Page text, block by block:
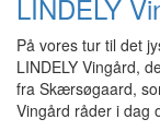
LINDELY
På vores tur til det
LINDELY Vingård,
fra Skærsøgaard,
Vingård råder i dag